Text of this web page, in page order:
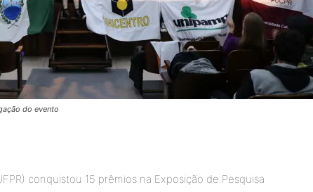
do evento
conquistou 15 prêmios na Exposição de Pesquisa